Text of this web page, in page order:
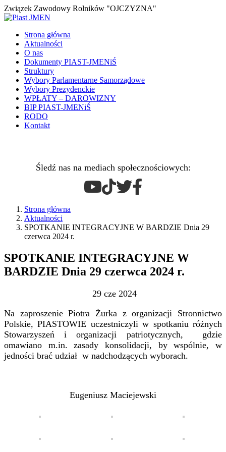
Związek Zawodowy Rolników "OJCZYZNA"
Strona główna
Aktualności
O nas
Dokumenty PIAST-JMENiŚ
Struktury
Wybory Parlamentarne Samorządowe
Wybory Prezydenckie
WPŁATY – DAROWIZNY
BIP PIAST-JMENiŚ
RODO
Kontakt
Śledź nas na mediach społecznościowych:
Strona główna
Aktualności
SPOTKANIE INTEGRACYJNE W BARDZIE Dnia 29
czerwca 2024 r.
SPOTKANIE INTEGRACYJNE W
BARDZIE Dnia 29 czerwca 2024 r.
29 cze 2024
Na zaproszenie Piotra Żurka z organizacji Stronnictwo
Polskie, PIASTOWIE uczestniczyli w spotkaniu różnych
Stowarzyszeń i organizacji patriotycznych, gdzie
omawiano m.in. zasady konsolidacji, by wspólnie, w
jedności brać udział w nadchodzących wyborach.
Eugeniusz Maciejewski